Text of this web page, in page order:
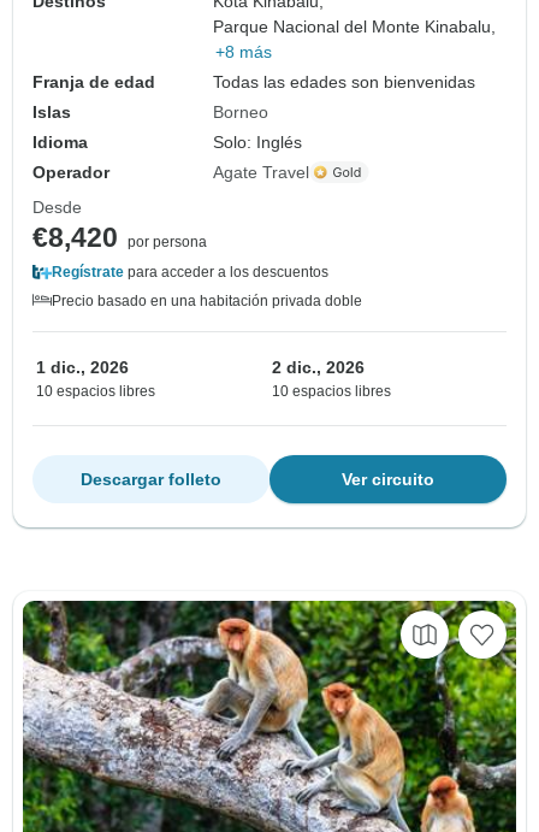
Parque Nacional del Monte Kinabalu,
+8 más
Franja de edad
Todas las edades son bienvenidas
Islas
Borneo
Idioma
Solo: Inglés
Operador
Agate Travel
Desde
€8,420
por persona
Regístrate para acceder a los descuentos
Precio basado en una habitación privada doble
1 dic., 2026
10 espacios libres
2 dic., 2026
10 espacios libres
Ver circuito
Descargar folleto